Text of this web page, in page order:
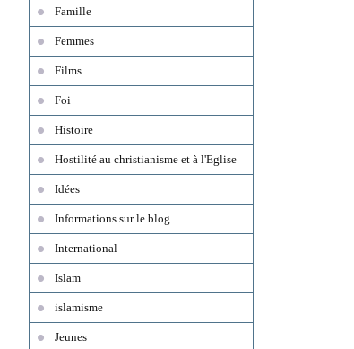
Famille
Femmes
Films
Foi
Histoire
Hostilité au christianisme et à l'Eglise
Idées
Informations sur le blog
International
Islam
islamisme
Jeunes